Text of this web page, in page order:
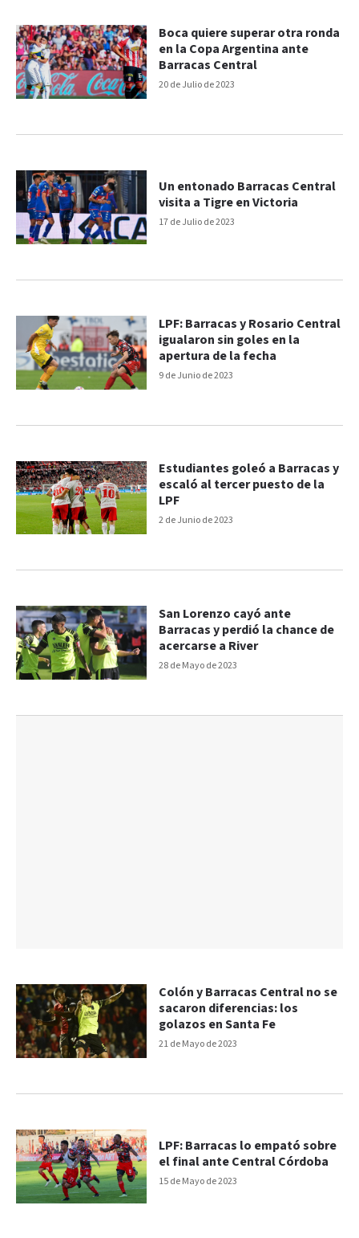
20 de Julio de 2023
Boca quiere superar otra ronda
en la Copa Argentina ante
Barracas Central
17 de Julio de 2023
Un entonado Barracas Central
visita a Tigre en Victoria
9 de Junio de 2023
LPF: Barracas y Rosario Central
igualaron sin goles en la
apertura de la fecha
2 de Junio de 2023
Estudiantes goleó a Barracas y
escaló al tercer puesto de la
LPF
28 de Mayo de 2023
San Lorenzo cayó ante
Barracas y perdió la chance de
acercarse a River
21 de Mayo de 2023
Colón y Barracas Central no se
sacaron diferencias: los
golazos en Santa Fe
15 de Mayo de 2023
LPF: Barracas lo empató sobre
el final ante Central Córdoba